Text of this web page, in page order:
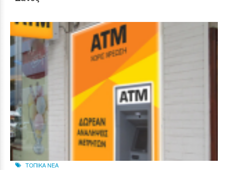
ΤΟΠΙΚΑ ΝΕΑ